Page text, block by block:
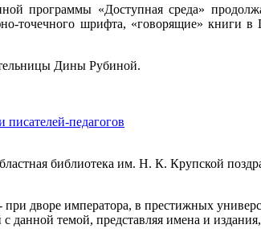
программы «Доступная среда»
точечного шрифта, «говорящие» книги в
Дины Рубиной.
педагогов
библиотека им. Н. К. Крупской
дворе императора, в престижных
данной темой, представляя имена и